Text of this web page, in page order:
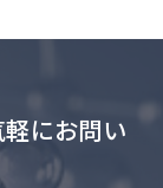
にお問い